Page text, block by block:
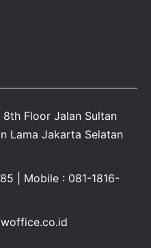
Floor Jalan Sultan
Lama Jakarta Selatan
| Mobile : 081-1816-